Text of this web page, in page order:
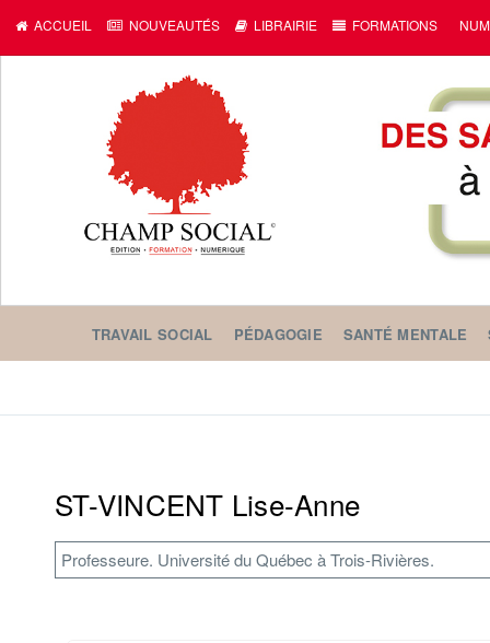
ACCUEIL NOUVEAUTÉS LIBRAIRIE FORMATIONS
TRAVAIL SOCIAL PÉDAGOGIE SANTÉ MENTALE
ST-VINCENT Lise-Anne
Professeure. Université du Québec à Trois-Rivières.